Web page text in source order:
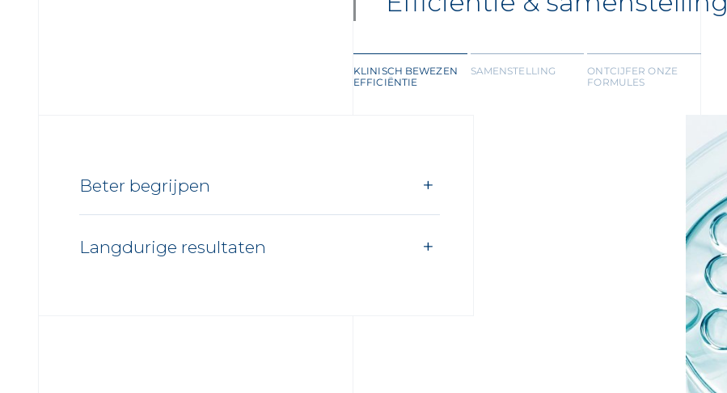
KLINISCH BEWEZEN
EFFICIËNTIE
SAMENSTELLING
ONTCIJFER ONZE
FORMULES
Beter begrijpen
Langdurige resultaten